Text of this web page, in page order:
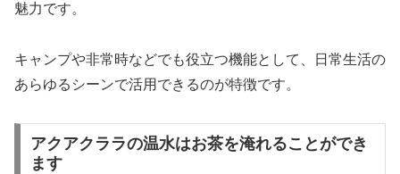
魅力です。
キャンプや非常時などでも役立つ機能として、日常生活の
あらゆるシーンで活用できるのが特徴です。
アクアクララの温水はお茶を淹れることができ
ます